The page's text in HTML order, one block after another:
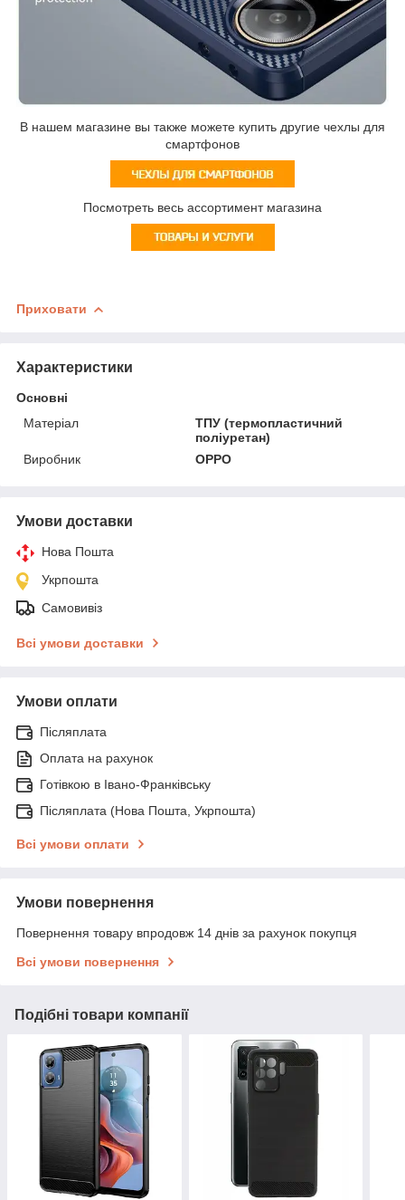
В нашем магазине вы также можете купить другие чехлы для
смартфонов
Посмотреть весь ассортимент магазина
Приховати
Характеристики
Основні
Матеріал
ТПУ (термопластичний
поліуретан)
Виробник
OPPO
Умови доставки
Нова Пошта
Укрпошта
Самовивіз
Всі умови доставки
Умови оплати
Післяплата
Оплата на рахунок
Готівкою в Івано-Франківську
Післяплата (Нова Пошта, Укрпошта)
Всі умови оплати
Умови повернення
Повернення товару впродовж 14 днів за рахунок покупця
Всі умови повернення
Подібні товари компанії